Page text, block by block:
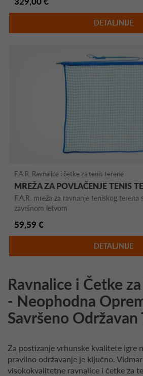
DETALJNIJE
F.A.R. Ravnalice i četke za tenis terene
MREŽA ZA POVLAČENJE TENIS
F.A.R. mreža za ravnanje teniskog terena
završnom letvom
59,59 €
DETALJNIJE
Ravnalice i Četke
- Neophodna
Savršeno Održavan
Za postizanje vrhunske kvalitete igre
pravilno održavanje je ključno.
visokokvalitetne ravnalice i četke za